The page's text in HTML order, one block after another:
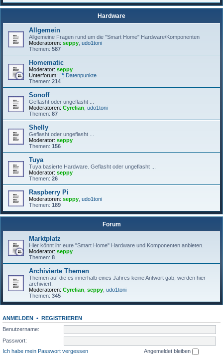
Hardware
Allgemein
Allgemeine Fragen rund um die "Smart Home" Hardware/Komponenten
Moderatoren: seppy udo1toni
Themen: 587
Homematic
Moderator: seppy
Unterforum:
Datenpunkte
Themen: 214
Sonoff
Geflasht oder ungeflasht ...
Moderatoren: Cyrelian udo1toni
Themen: 87
Shelly
Geflasht oder ungeflasht ...
Moderator: seppy
Themen: 156
Tuya
Tuya basierte Hardware. Geflasht oder ungeflasht ...
Moderator: seppy
Themen: 26
Raspberry Pi
Moderatoren: seppy udo1toni
Themen: 189
Forum
Marktplatz
Hier könnt ihr eure "Smart Home" Hardware und Komponenten anbieten.
Moderator: seppy
Themen: 8
Archivierte Themen
Themen auf die es innerhalb eines Jahres keine Antwort gab, werden hier
archiviert.
Moderatoren: Cyrelian seppy udo1toni
Themen: 345
ANMELDEN • REGISTRIEREN
Benutzername:
Passwort:
Ich habe mein Passwort vergessen
Angemeldet bleiben